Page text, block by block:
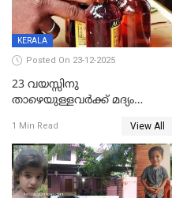
KERALA
Posted On 23-12-2025
23 വയസ്സിനു
താഴെയുള്ളവർക്ക് മദ്യം
രണ്ട് കേസുകൾ
1 Min Read View All